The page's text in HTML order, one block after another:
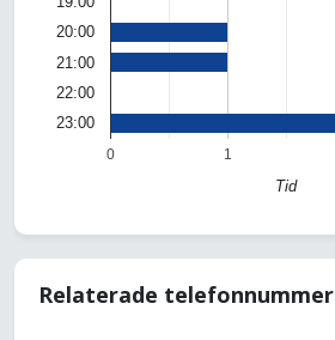
0 1
20:00
21:00
22:00
23:00
Tid
Relaterade telefonnummer